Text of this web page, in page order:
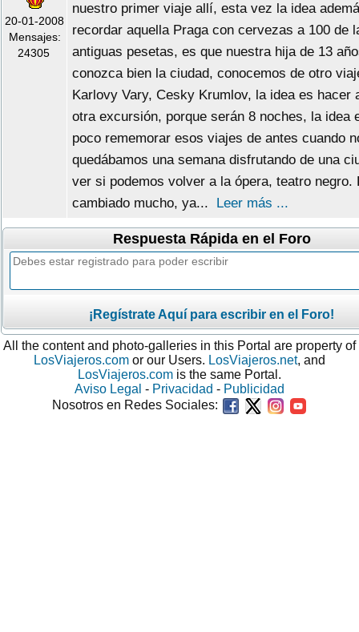
20-01-2008
Mensajes:
24305
nuestro primer viaje allí, esta vez la idea
recordar aquella Praga con cervezas a 100 de
antiguas pesetas, es que nuestra hija de 13
conozca bien la ciudad, conocemos de otro
Karlovy Vary, Cesky Krumlov, la idea es hacer
otra excursión, porque serán 8 noches, la idea
poco rememorar esos viajes de antes cuando
quedábamos una semana disfrutando de una
ver si podemos volver a la ópera, teatro negro.
cambiado mucho, ya...
Leer más ...
Respuesta Rápida en el Foro
¡Regístrate Aquí para escribir en el Foro!
All the content and photo-galleries in this Portal are property of
LosViajeros.com or our Users. LosViajeros.net, and
LosViajeros.com is the same Portal.
Aviso Legal - Privacidad - Publicidad
Nosotros en Redes Sociales: